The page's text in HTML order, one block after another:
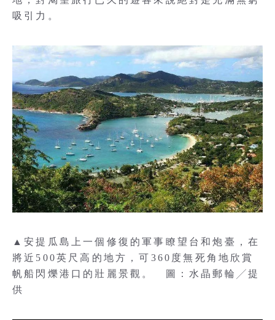
吸引力。
▲安提瓜島上一個修復的軍事瞭望台和炮臺，在
將近500英尺高的地方，可360度無死角地欣賞
帆船閃爍港口的壯麗景觀。 圖：水晶郵輪╱提
供